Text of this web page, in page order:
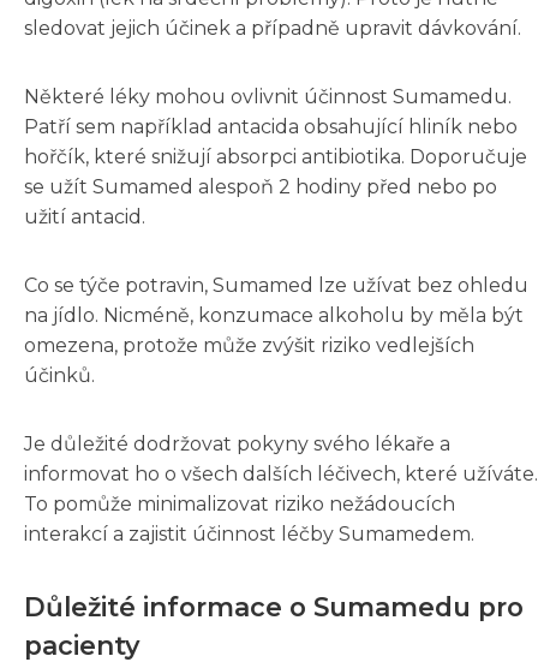
sledovat jejich účinek a případně upravit dávkování.
Některé léky mohou ovlivnit účinnost Sumamedu.
Patří sem například antacida obsahující hliník nebo
hořčík, které snižují absorpci antibiotika. Doporučuje
se užít Sumamed alespoň 2 hodiny před nebo po
užití antacid.
Co se týče potravin, Sumamed lze užívat bez ohledu
na jídlo. Nicméně, konzumace alkoholu by měla být
omezena, protože může zvýšit riziko vedlejších
účinků.
Je důležité dodržovat pokyny svého lékaře a
informovat ho o všech dalších léčivech, které užíváte.
To pomůže minimalizovat riziko nežádoucích
interakcí a zajistit účinnost léčby Sumamedem.
Důležité informace o Sumamedu pro
pacienty